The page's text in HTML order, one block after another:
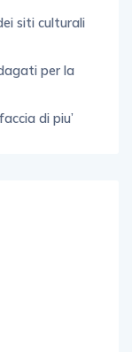
siti culturali
per la
di piu’